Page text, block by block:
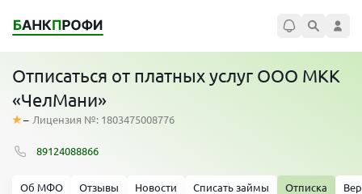
Отписаться от платных услуг ООО МКК
«ЧелМани»
– Лицензия №: 1803475008776
89124088866
Об МФО Отзывы Новости Списать займы Отписка